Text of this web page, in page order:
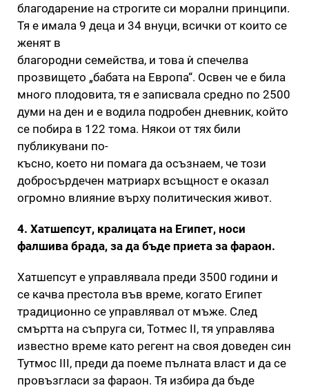
благодарение на строгите си морални принципи.
Тя е имала 9 деца и 34 внуци, всички от които се
женят в
благородни семейства, и това ѝ спечелва
прозвището „бабата на Европа“. Освен че е била
много плодовита, тя е записвала средно по 2500
думи на ден и е водила подробен дневник, който
се побира в 122 тома. Някои от тях били
публикувани по-
късно, което ни помага да осъзнаем, че този
добросърдечен матриарх всъщност е оказал
огромно влияние върху политическия живот.
4. Хатшепсут, кралицата на Египет, носи
фалшива брада, за да бъде приета за фараон.
Хатшепсут е управлявала преди 3500 години и
се качва престола във време, когато Египет
традиционно се управлявал от мъже. След
смъртта на съпруга си, Тотмес II, тя управлява
известно време като регент на своя доведен син
Тутмос III, преди да поеме пълната власт и да се
провъзгласи за фараон. Тя избира да бъде